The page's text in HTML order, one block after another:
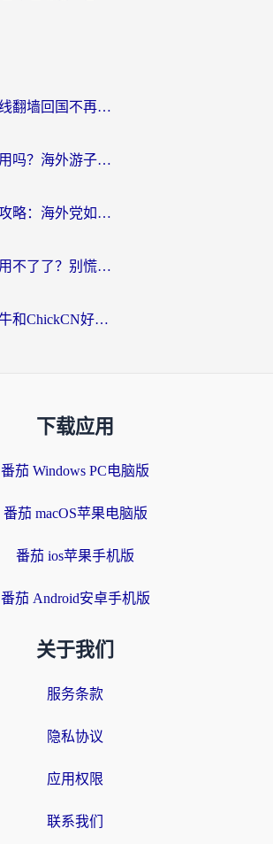
海外党必看：在线翻墙回国不再难！教你选对加速器无缝刷国内资源
云极和六毫秒好用吗？海外游子解锁国内资源的真实答案
Ubuntu翻墙回国攻略：海外党如何选对加速器，无缝刷国内剧玩游戏？
归雁加速器怎么用不了了？别慌，这篇指南教你如何丝滑“回家”
海外党必看：斧牛和ChickCN好用吗？3款热门加速器实测+番茄加速器深度体验
下载应用
番茄 Windows PC电脑版
番茄 macOS苹果电脑版
番茄 ios苹果手机版
番茄 Android安卓手机版
关于我们
服务条款
隐私协议
应用权限
联系我们